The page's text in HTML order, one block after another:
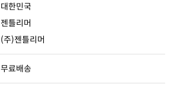
대한민국
젠틀리머
(주)젠틀리머
무료배송